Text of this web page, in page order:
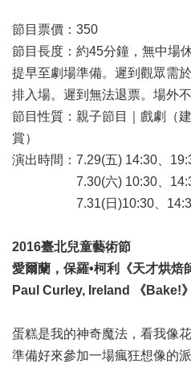
節目票價：350
節目長度：約45分鐘，無中場
提早至劇場準備。遲到觀眾需
排入場。遲到無法退票。場外
節目性質：親子節目｜戲劇（
賞）
演出時間：7.29(五) 14:30、
7.30(六) 10:30、14:30
7.31(日)10:30、
2016臺北兒童藝術節
愛爾蘭，保羅•柯利《天才烘焙
Paul Curley, Ireland 《Bake!》
蛋糕是我的神奇魔法，看我像
準備好來參加一場瘋狂想像的